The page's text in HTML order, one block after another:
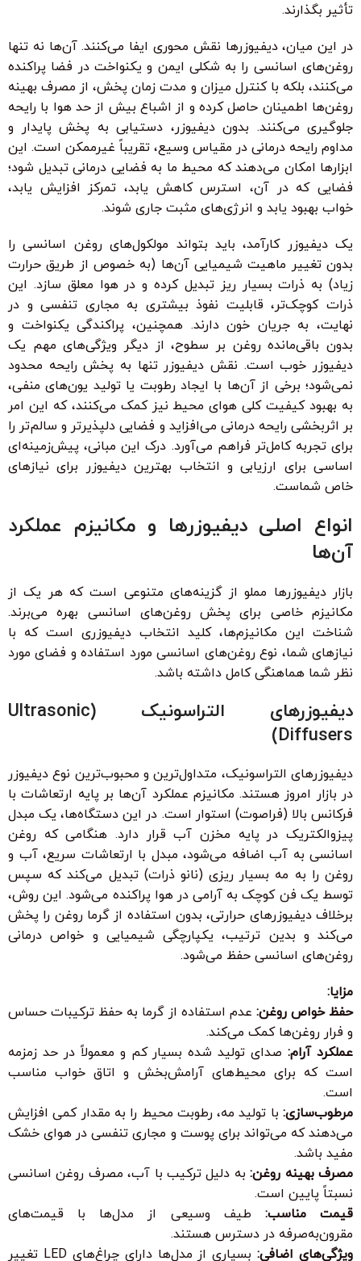
تأثیر بگذارند.
در این میان، دیفیوزرها نقش محوری ایفا می‌کنند. آن‌ها نه تنها
روغن‌های اسانسی را به شکلی ایمن و یکنواخت در فضا پراکنده
می‌کنند، بلکه با کنترل میزان و مدت زمان پخش، از مصرف بهینه
روغن‌ها اطمینان حاصل کرده و از اشباع بیش از حد هوا با رایحه
جلوگیری می‌کنند. بدون دیفیوزر، دستیابی به پخش پایدار و
مداوم رایحه درمانی در مقیاس وسیع، تقریباً غیرممکن است. این
ابزارها امکان می‌دهند که محیط ما به فضایی درمانی تبدیل شود؛
فضایی که در آن، استرس کاهش یابد، تمرکز افزایش یابد،
خواب بهبود یابد و انرژی‌های مثبت جاری شوند.
یک دیفیوزر کارآمد، باید بتواند مولکول‌های روغن اسانسی را
بدون تغییر ماهیت شیمیایی آن‌ها (به خصوص از طریق حرارت
زیاد) به ذرات بسیار ریز تبدیل کرده و در هوا معلق سازد. این
ذرات کوچک‌تر، قابلیت نفوذ بیشتری به مجاری تنفسی و در
نهایت، به جریان خون دارند. همچنین، پراکندگی یکنواخت و
بدون باقی‌مانده روغن بر سطوح، از دیگر ویژگی‌های مهم یک
دیفیوزر خوب است. نقش دیفیوزر تنها به پخش رایحه محدود
نمی‌شود؛ برخی از آن‌ها با ایجاد رطوبت یا تولید یون‌های منفی،
به بهبود کیفیت کلی هوای محیط نیز کمک می‌کنند، که این امر
بر اثربخشی رایحه درمانی می‌افزاید و فضایی دلپذیرتر و سالم‌تر را
برای تجربه کامل‌تر فراهم می‌آورد. درک این مبانی، پیش‌زمینه‌ای
اساسی برای ارزیابی و انتخاب بهترین دیفیوزر برای نیازهای
خاص شماست.
انواع اصلی دیفیوزرها و مکانیزم عملکرد
آن‌ها
بازار دیفیوزرها مملو از گزینه‌های متنوعی است که هر یک از
مکانیزم خاصی برای پخش روغن‌های اسانسی بهره می‌برند.
شناخت این مکانیزم‌ها، کلید انتخاب دیفیوزری است که با
نیازهای شما، نوع روغن‌های اسانسی مورد استفاده و فضای مورد
نظر شما هماهنگی کامل داشته باشد.
دیفیوزرهای التراسونیک (Ultrasonic
Diffusers)
دیفیوزرهای التراسونیک، متداول‌ترین و محبوب‌ترین نوع دیفیوزر
در بازار امروز هستند. مکانیزم عملکرد آن‌ها بر پایه ارتعاشات با
فرکانس بالا (فراصوت) استوار است. در این دستگاه‌ها، یک مبدل
پیزوالکتریک در پایه مخزن آب قرار دارد. هنگامی که روغن
اسانسی به آب اضافه می‌شود، مبدل با ارتعاشات سریع، آب و
روغن را به مه بسیار ریزی (نانو ذرات) تبدیل می‌کند که سپس
توسط یک فن کوچک به آرامی در هوا پراکنده می‌شود. این روش،
برخلاف دیفیوزرهای حرارتی، بدون استفاده از گرما روغن را پخش
می‌کند و بدین ترتیب، یکپارچگی شیمیایی و خواص درمانی
روغن‌های اسانسی حفظ می‌شود.
مزایا:
حفظ خواص روغن: عدم استفاده از گرما به حفظ ترکیبات حساس
و فرار روغن‌ها کمک می‌کند.
عملکرد آرام:صدای تولید شده بسیار کم و معمولاً در حد زمزمه
است که برای محیط‌های آرامش‌بخش و اتاق خواب مناسب
است.
مرطوب‌سازی: با تولید مه، رطوبت محیط را به مقدار کمی افزایش
می‌دهند که می‌تواند برای پوست و مجاری تنفسی در هوای خشک
مفید باشد.
مصرف بهینه روغن:به دلیل ترکیب با آب، مصرف روغن اسانسی
نسبتاً پایین است.
قیمت مناسب: طیف وسیعی از مدل‌ها با قیمت‌های
مقرون‌به‌صرفه در دسترس هستند.
ویژگی‌های اضافی:
بسیاری از مدل‌ها دارای چراغ‌های LED تغییر